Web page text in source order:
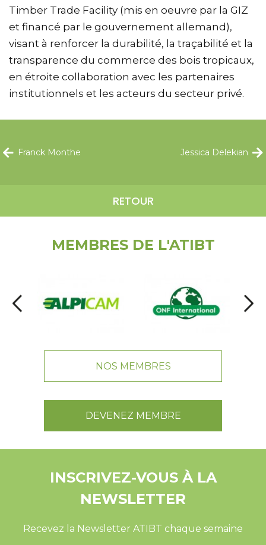
Timber Trade Facility (mis en oeuvre par la GIZ
et financé par le gouvernement allemand),
visant à renforcer la durabilité, la traçabilité et la
transparence du commerce des bois tropicaux,
en étroite collaboration avec les partenaires
institutionnels et les acteurs du secteur privé.
Franck Monthe
RETOUR
Jessica Delekian
MEMBRES DE L'ATIBT
NOS MEMBRES
DEVENEZ MEMBRE
INSCRIVEZ-VOUS À LA
NEWSLETTER
Recevez la Newsletter ATIBT chaque semaine